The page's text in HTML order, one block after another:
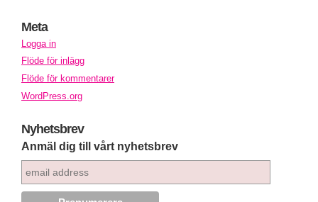
Meta
Logga in
Flöde för inlägg
Flöde för kommentarer
WordPress.org
Nyhetsbrev
Anmäl dig till vårt nyhetsbrev